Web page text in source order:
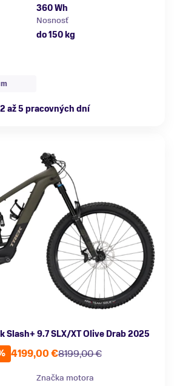
360 Wh
Nosnosť
do 150 kg
až 5 pracovných dní
Slash+ 9.7 SLX/XT Olive Drab 2025
8199,00 €
4199,00 €
Značka motora